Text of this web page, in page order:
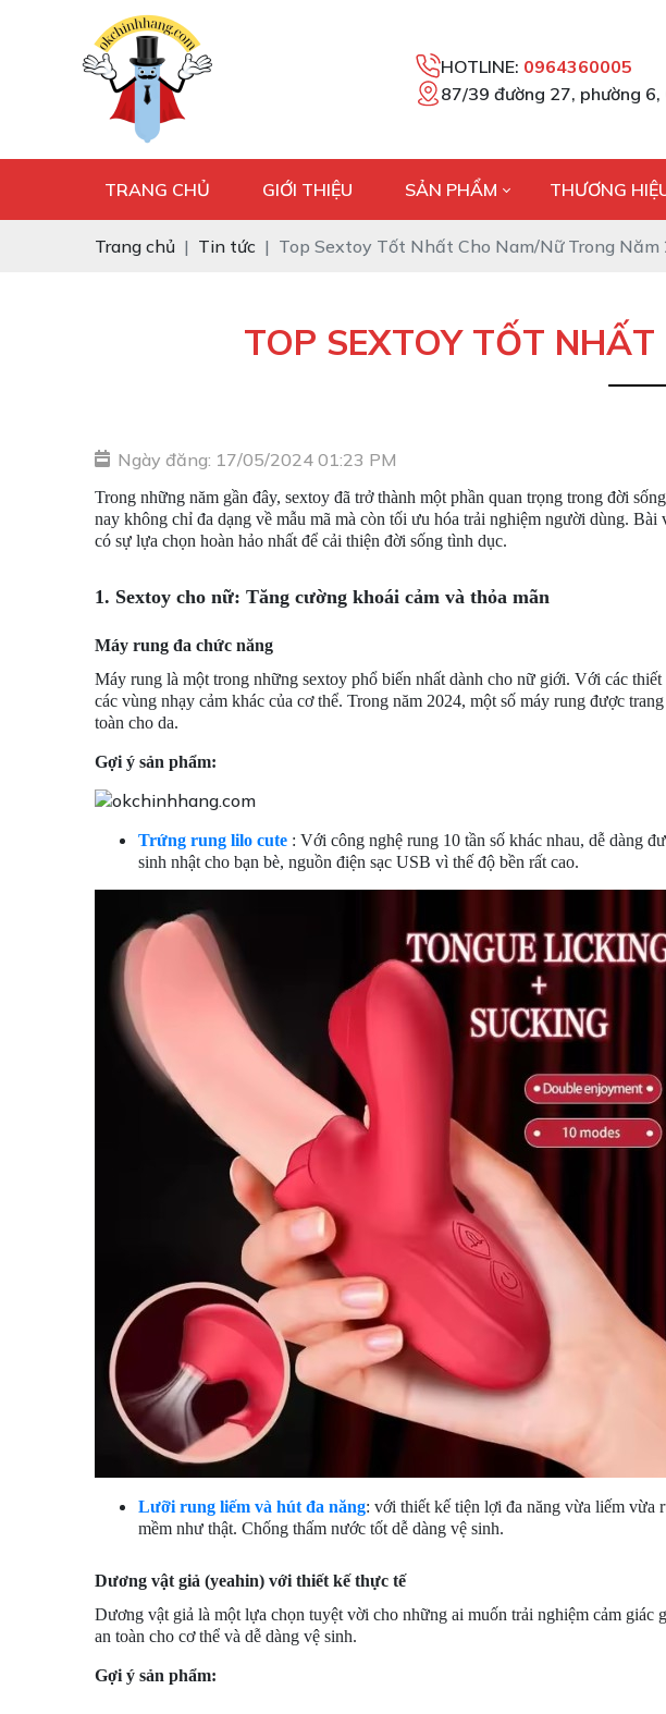
HOTLINE: 0964360005
87/39 đường 27, phường 6,
TRANG CHỦ GIỚI THIỆU SẢN PHẨM THƯƠNG
Trang chủ Tin tức Top Sextoy Tốt Nhất Cho Nam/Nữ Trong Năm
TOP SEXTOY TỐT
Ngày đăng: 17/05/2024 01:23 PM
Trong những năm gần đây, sextoy đã trở thành một phần quan trọng trong đời
nay không chỉ đa dạng về mẫu mã mà còn tối ưu hóa trải nghiệm người dùng.
có sự lựa chọn hoàn hảo nhất để cải thiện đời sống tình dục.
1. Sextoy cho nữ: Tăng cường khoái cảm và thỏa mãn
Máy rung đa chức năng
Máy rung là một trong những sextoy phổ biến nhất dành cho nữ giới. Với các
các vùng nhạy cảm khác của cơ thể. Trong năm 2024, một số máy rung được
toàn cho da.
Gợi ý sản phẩm:
Trứng rung lilo cute : Với công nghệ rung 10 tần số khác nhau, dễ dàng
sinh nhật cho bạn bè, nguồn điện sạc USB vì thế độ bền rất cao.
Lưỡi rung liếm và hút đa năng: với thiết kế tiện lợi đa năng vừa liếm vừa
mềm như thật. Chống thấm nước tốt dễ dàng vệ sinh.
Dương vật giả (yeahin) với thiết kế thực tế
Dương vật giả là một lựa chọn tuyệt vời cho những ai muốn trải nghiệm cảm
an toàn cho cơ thể và dễ dàng vệ sinh.
Gợi ý sản phẩm: